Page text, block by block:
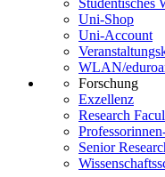
Uni-Shop
Uni-Account
WLAN/
Forschung
Exzellenz
Research
Senior